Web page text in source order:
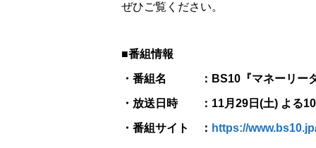
ぜひご覧ください。
■番組情報
・番組名 ：BS10『マネーリー
・放送日時 ：11月29日(土) よる
・番組サイト ： https://